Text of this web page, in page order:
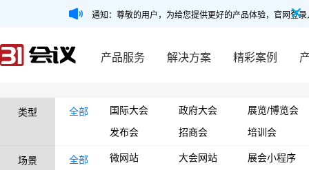
通知：尊敬的用户，为给您提供更好的产品体验，官网登
产品服务 解决方案 精彩案例
类型 全部 国际大会 政府大会
展览/博览会
发布会
招商会 培训会
场景 全部 微网站 大会网站
展会小程序